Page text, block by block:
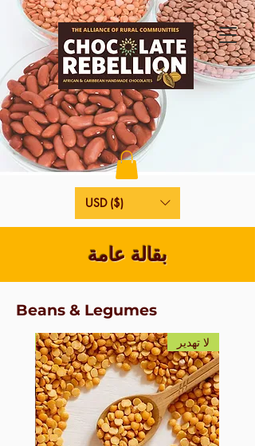
USD ($)
بقالة عامة
Beans & Legumes
لا تهدير